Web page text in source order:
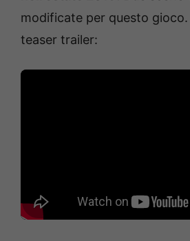
modificate per questo gioco.
teaser trailer: